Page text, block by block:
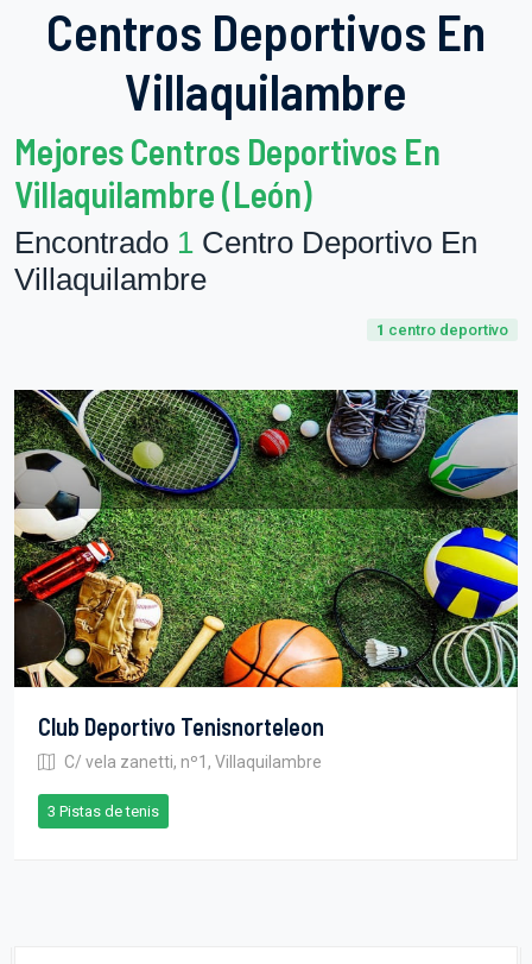
Centros Deportivos En
Villaquilambre
Mejores Centros Deportivos En
Villaquilambre (León)
Encontrado 1 Centro Deportivo En
Villaquilambre
1 centro deportivo
Club Deportivo Tenisnorteleon
C/ vela zanetti, nº1, Villaquilambre
3 Pistas de tenis